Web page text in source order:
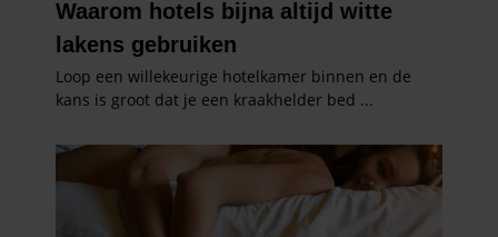
partners kunnen deze gegevens combineren met andere
informatie die u aan ze heeft verstrekt of die ze hebben
verzameld op basis van uw gebruik van hun services. U